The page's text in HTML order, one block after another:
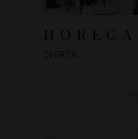
HORECA
OFERTA